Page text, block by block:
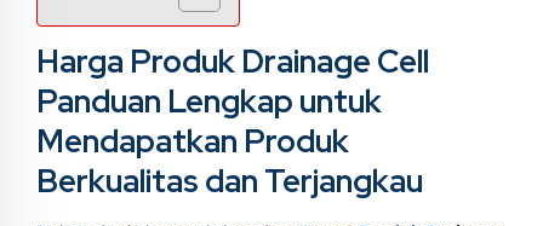
Harga Produk Drainage Cell
Panduan Lengkap untuk
Mendapatkan Produk
Berkualitas dan Terjangkau